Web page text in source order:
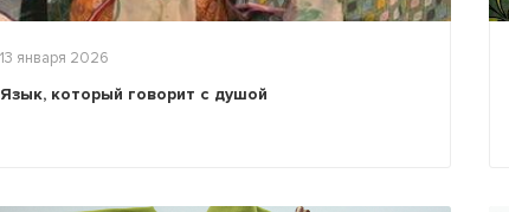
13 января 2026
Язык, который говорит с душой